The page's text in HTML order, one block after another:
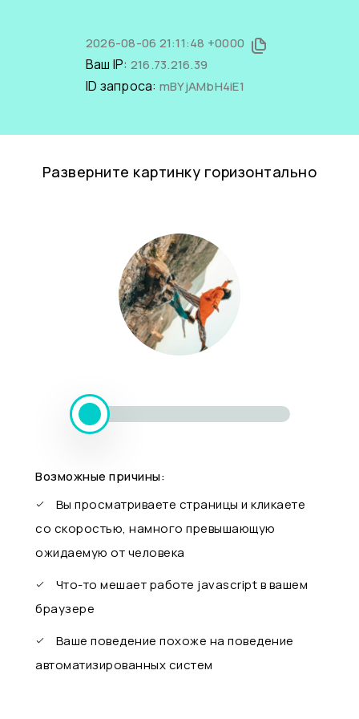
2026-08-06 21:11:48 +0000
Ваш IP: 216.73.216.39
ID запроса: mBYjAMbH4iE1
Разверните картинку горизонтально
Возможные причины:
Вы просматриваете страницы и кликаете
со скоростью, намного превышающую
ожидаемую от человека
Что-то мешает работе javascript в вашем
браузере
Ваше поведение похоже на поведение
автоматизированных систем